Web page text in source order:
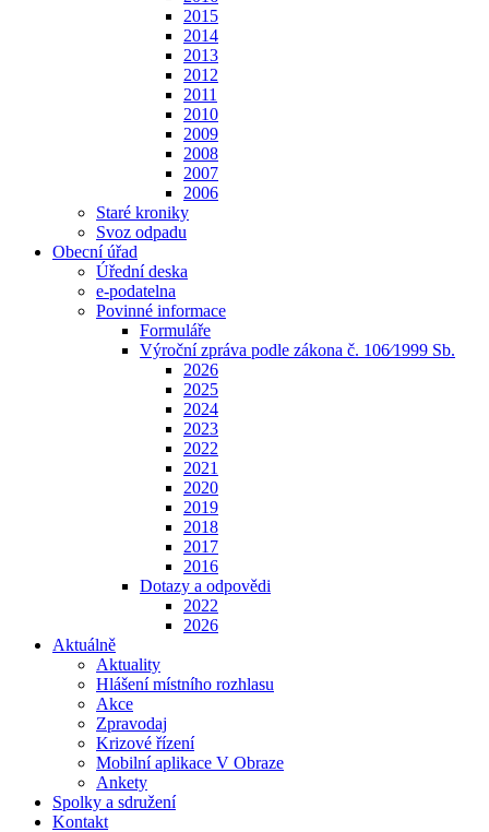
2015
2014
2013
2012
2011
2010
2009
2008
2007
2006
Staré kroniky
Svoz odpadu
Obecní úřad
Úřední deska
e-podatelna
Povinné informace
Formuláře
Výroční zpráva podle zákona č. 106⁄1999 Sb.
2026
2025
2024
2023
2022
2021
2020
2019
2018
2017
2016
Dotazy a odpovědi
2022
2026
Aktuálně
Aktuality
Hlášení místního rozhlasu
Akce
Zpravodaj
Krizové řízení
Mobilní aplikace V Obraze
Ankety
Spolky a sdružení
Kontakt